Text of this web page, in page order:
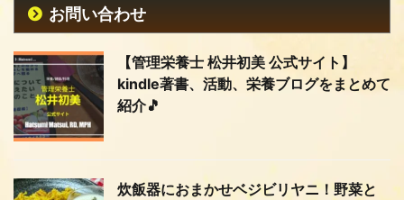
お問い合わせ
【管理栄養士 松井初美 公式サイト】
kindle著書、活動、栄養ブログをまとめて
紹介🎵
炊飯器におまかせベジビリヤニ！野菜と